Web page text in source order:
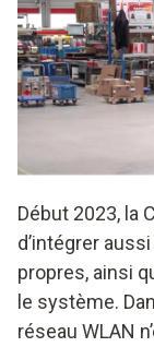
Début 2023, la
d’intégrer
propres, ainsi
le système.
réseau WLAN